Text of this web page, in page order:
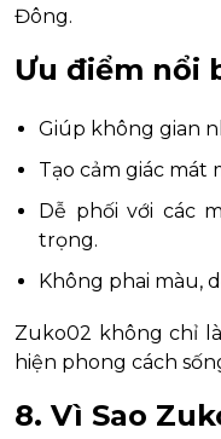
Đông.
Ưu điểm nổi
Giúp không gian
Tạo cảm giác mát
Dễ phối với các
trọng.
Không phai màu,
Zuko02 không chỉ
hiện phong cách
8. Vì Sao